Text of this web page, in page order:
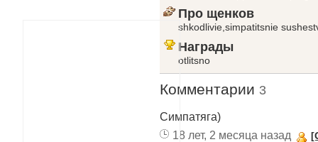
Про щенков
shkodlivie,simpatitsnie
Награды
otlitsno
Комментарии 3
Симпатяга)
18 лет, 2 месяца назад